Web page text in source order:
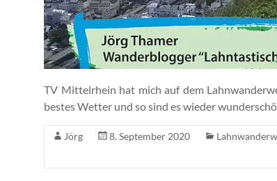
TV Mittelrhein hat mich auf dem
bestes Wetter und so sind es wieder
Jörg 8. September 2020